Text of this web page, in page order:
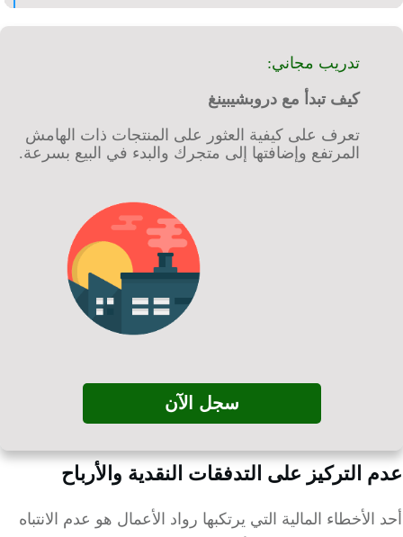
تدريب مجاني:
كيف تبدأ مع دروبشيبينغ
تعرف على كيفية العثور على المنتجات ذات الهامش
المرتفع وإضافتها إلى متجرك والبدء في البيع بسرعة.
سجل الآن
التركيز على التدفقات النقدية والأرباح
المالية التي يرتكبها رواد الأعمال هو عدم الانتباه